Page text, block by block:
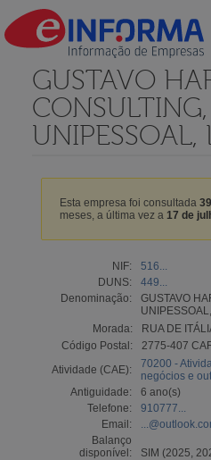
GUSTAVO
CONSULTING,
UNIPESSOAL,
Esta empresa foi consultada 39
meses, a última vez a 17 de
NIF:
516...
DUNS:
449...
Denominação:
GUSTAVO
Morada:
RUA DE
Código Postal:
2775-407
Atividade (CAE):
70200 -
negócios e
Antiguidade:
6 ano(s)
Telefone:
910777...
Email:
Balanço
disponível:
SIM (2025,